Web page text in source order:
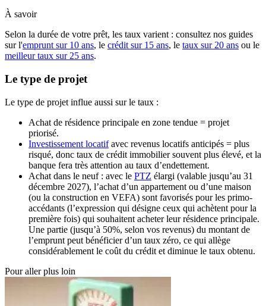
À savoir
Selon la durée de votre prêt, les taux varient : consultez nos guides
sur l'emprunt sur 10 ans, le crédit sur 15 ans, le taux sur 20 ans ou le
meilleur taux sur 25 ans.
Le type de projet
Le type de projet influe aussi sur le taux :
Achat de résidence principale en zone tendue = projet
priorisé.
Investissement locatifavec revenus locatifs anticipés = plus
risqué, donc taux de crédit immobilier souvent plus élevé, et la
banque fera très attention au taux d’endettement.
Achat dans le neuf : avec le PTZ élargi (valable jusqu’au 31
décembre 2027), l’achat d’un appartement ou d’une maison
(ou la construction en VEFA) sont favorisés pour les primo-
accédants (l’expression qui désigne ceux qui achètent pour la
première fois) qui souhaitent acheter leur résidence principale.
Une partie (jusqu’à 50%, selon vos revenus) du montant de
l’emprunt peut bénéficier d’un taux zéro, ce qui allège
considérablement le coût du crédit et diminue le taux obtenu.
Pour aller plus loin